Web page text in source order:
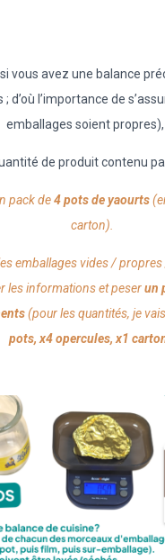
vous avez une balance
d’où l’importance de
emballages soient propres),
de produit contenu
pack de4 pots de yaourts
carton).
emballages vides / propres
les informations et peserun
(pour les quantités, je
pots, x4 opercules, x1